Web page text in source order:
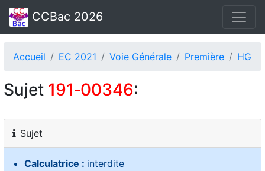
CCBac 2026
Accueil EC 2021 Voie Générale Première HG
Sujet 191‑00346:
Sujet
Calculatrice : interdite